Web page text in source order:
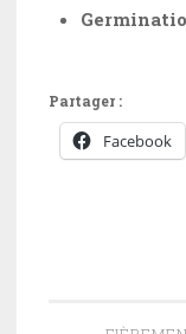
Partager :
Facebook